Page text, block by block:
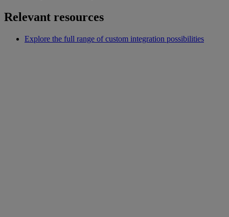
Relevant resources
Explore the full range of custom integration possibilities